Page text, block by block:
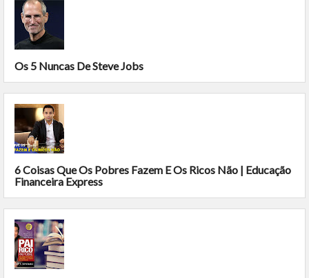
Os 5 Nuncas De Steve Jobs
6 Coisas Que Os Pobres Fazem E Os Ricos Não | Educação
Financeira Express